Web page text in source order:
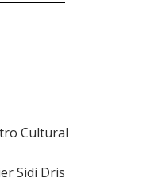
Cultural
Sidi Dris